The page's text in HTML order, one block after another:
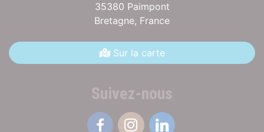
35380 Paimpont
Bretagne, France
Sur la carte
Suivez-nous